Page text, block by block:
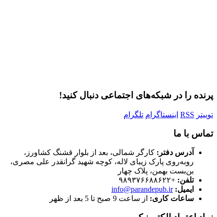
پرنده را در شبکه‌های اجتماعی دنبال کنید!
توییتر RSS اینستاگرام تلگرام
تماس با ما
آدرس دفتر: کارگر شمالی، بعد از بلوار قشنگ کشاورز،
روبه‌روی پارک زیبای لاله، کوچه شهید گرانقدر علی مصری،
بن‌بست بهمن، پلاک چهار
تلفن: +۹۸۹۳۷۶۶۸۸۶۲۲
ایمیل: info@parandepub.ir
ساعات کاری: از ساعت 9 صبح تا 5 بعد از ظهر